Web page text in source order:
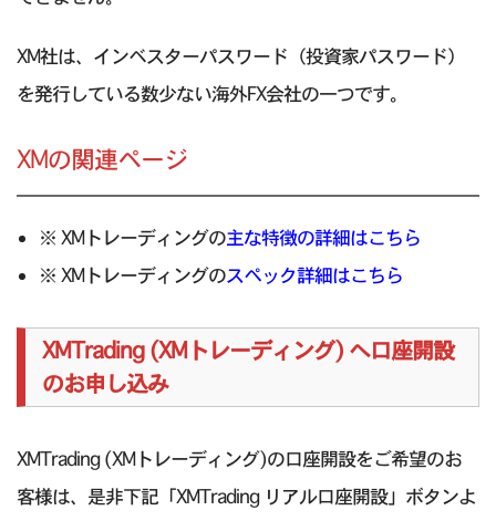
XM社は、インベスターパスワード（投資家パスワード）
を発行している数少ない海外FX会社の一つです。
XMの関連ページ
※ XMトレーディングの主な特徴の詳細はこちら
※ XMトレーディングのスペック詳細はこちら
XMTrading (XMトレーディング) へ口座開設
のお申し込み
XMTrading (XMトレーディング)の口座開設をご希望のお
客様は、是非下記「XMTrading リアル口座開設」ボタンよ